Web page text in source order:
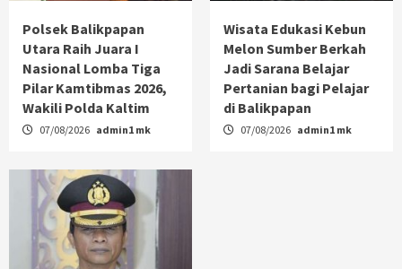
Polsek Balikpapan
Utara Raih Juara I
Nasional Lomba Tiga
Pilar Kamtibmas 2026,
Wakili Polda Kaltim
07/08/2026 admin1 mk
Wisata Edukasi Kebun
Melon Sumber Berkah
Jadi Sarana Belajar
Pertanian bagi Pelajar
di Balikpapan
07/08/2026 admin1 mk